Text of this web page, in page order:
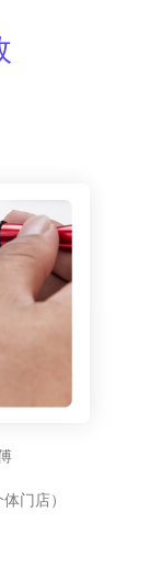
门店）